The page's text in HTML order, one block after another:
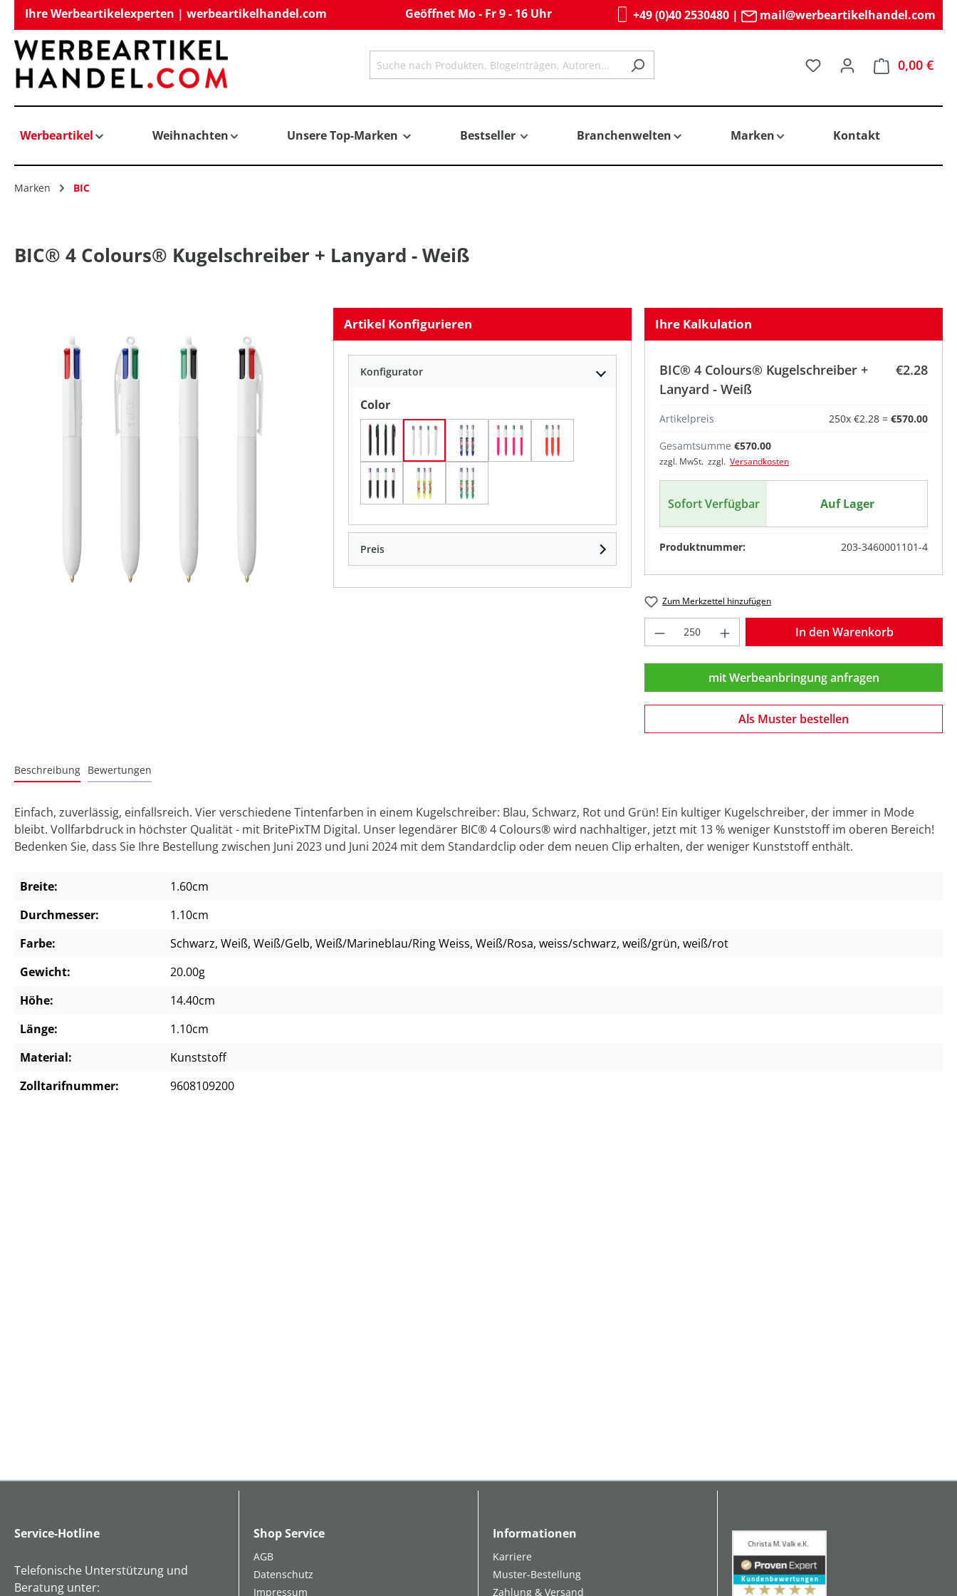
Zur Hauptnavigation springen
Ihre Werbeartikelexperten | werbeartikelhandel.com Geöffnet Mo - Fr 9 - 16 Uhr +49 (0)40 2530480| mail@werbeartikelhandel.com
Du hast 0 Produkte auf
0,00 €
Werbeartikel Weihnachten Unsere Top-Marken Bestseller Branchenwelten Marken Kontakt
Marken BIC
BIC® 4 Colours® Kugelschreiber + Lanyard - Weiß
Artikel Konfigurieren
Konfigurator
Colorauswählen
Schwarz Weiß/Marineblau/Ring Weiss
Weiß/RosaWeiß/Rot
Weiß/Schwarzweiß/gelbweiß/grün
Preis
Ihre Kalkulation
BIC® 4 Colours® Kugelschreiber +
Lanyard - Weiß
€2.28
Artikelpreis 250x €2.28 = €570.00
Gesamtsumme €570.00
zzgl. MwSt. zzgl. Versandkosten
Sofort Verfügbar Auf Lager
Produktnummer: 203-3460001101-4
Zum Merkzettel hinzufügen
Produkt Anzahl: Gib denIn den Warenkorb
mit Werbeanbringung anfragen
Als Muster bestellen
Beschreibung Bewertungen
Einfach, zuverlässig, einfallsreich. Vier verschiedene Tintenfarben in einem Kugelschreiber: Blau, Schwarz, Rot und Grün! Ein kultiger Kugelschreiber, der immer in Mode
bleibt. Vollfarbdruck in höchster Qualität - mit BritePixTM Digital. Unser legendärer BIC® 4 Colours® wird nachhaltiger, jetzt mit 13 % weniger Kunststoff im oberen Bereich!
Bedenken Sie, dass Sie Ihre Bestellung zwischen Juni 2023 und Juni 2024 mit dem Standardclip oder dem neuen Clip erhalten, der weniger Kunststoff enthält.
Breite:
1.60cm
Durchmesser:
1.10cm
Farbe:
Schwarz, Weiß, Weiß/Gelb, Weiß/Marineblau/Ring Weiss, Weiß/Rosa, weiss/schwarz, weiß/grün, weiß/rot
Gewicht:
20.00g
Höhe:
14.40cm
Länge:
1.10cm
Material:
Kunststoff
Zolltarifnummer:
9608109200
Service-Hotline
Telefonische Unterstützung und
Beratung unter:
Shop Service
AGB
Datenschutz
Impressum
Informationen
Karriere
Muster-Bestellung
Zahlung & Versand